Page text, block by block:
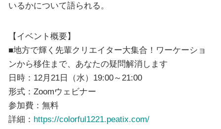
いるかについて語られる。
【イベント概要】
■地方で輝く先輩クリエイター大集合！ワーケーショ
ンから移住まで、あなたの疑問解消します
日時：12月21日（水）19:00～21:00
形式：Zoomウェビナー
参加費：無料
詳細： https://colorful1221.peatix.com/